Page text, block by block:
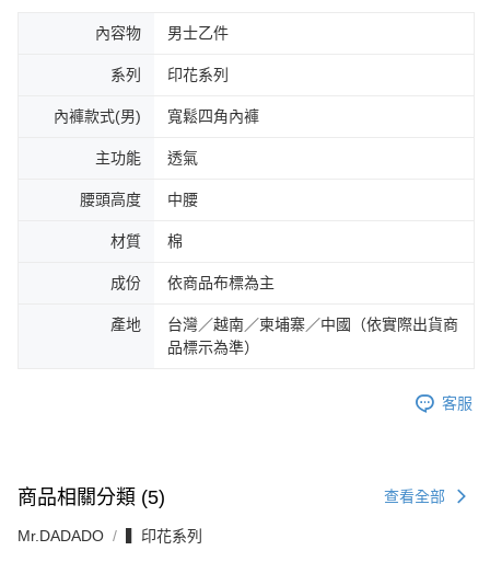
內容物 男士乙件
系列 印花系列
內褲款式(男) 寬鬆四角內褲
主功能 透氣
腰頭高度 中腰
材質 棉
成份 依商品布標為主
產地
台灣／越南／柬埔寨／中國（依實際出貨商
品標示為準）
客服
商品相關分類 (5) 查看全部
Mr.DADADO ▍印花系列